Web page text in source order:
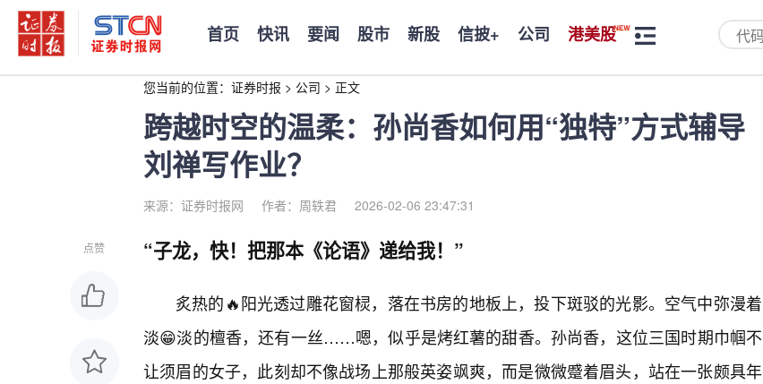
首页 快讯 要闻 股市 新股 信披+ 公司 港美股
您当前的位置： 证券时报 > 公司 > 正文
跨越时空的温柔：孙尚香如何用“独特”方式辅导
刘禅写作业？
来源：证券时报网 作者：周轶君 2026-02-06 23:47:31
点赞 “子龙，快！把那本《论语》递给我！”
炙热的🔥阳光透过雕花窗棂，落在书房的地板上，投下斑驳的光影。空气中弥漫着
淡😁淡的檀香，还有一丝……嗯，似乎是烤红薯的甜香。孙尚香，这位三国时期巾帼不
让须眉的女子，此刻却不像战场上那般英姿飒爽，而是微微蹙着眉头，站在一张颇具年